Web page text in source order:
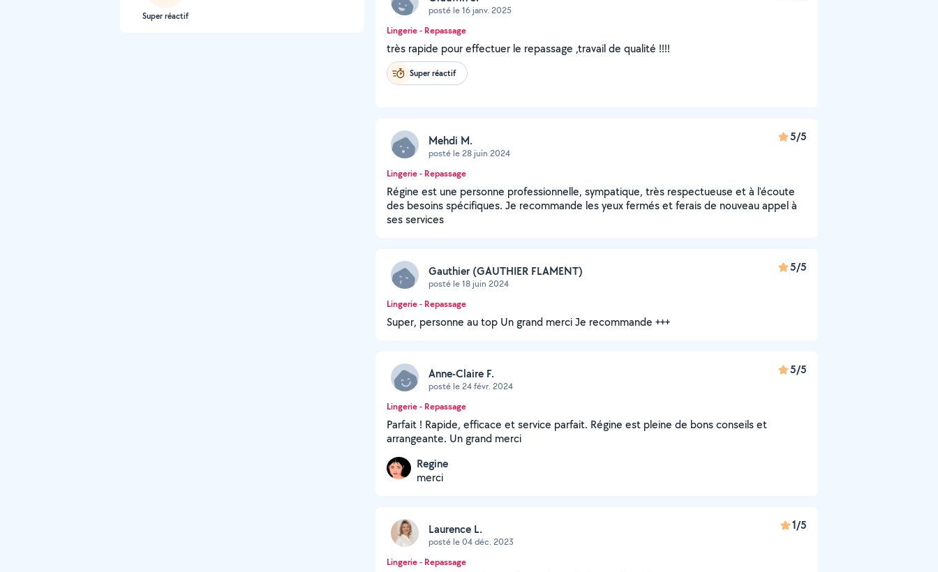
Super réactif
posté le 16 janv. 2025
Lingerie - Repassage
très rapide pour effectuer le repassage ,travail de qualité !!!!
Super réactif
Mehdi M.
posté le 28 juin 2024
5/5
Lingerie - Repassage
Régine est une personne professionnelle, sympatique, très respectueuse et à l'écoute
des besoins spécifiques. Je recommande les yeux fermés et ferais de nouveau appel à
ses services
Gauthier (GAUTHIER FLAMENT)
posté le 18 juin 2024
5/5
Lingerie - Repassage
Super, personne au top Un grand merci Je recommande +++
Anne-Claire F.
posté le 24 févr. 2024
5/5
Lingerie - Repassage
Parfait ! Rapide, efficace et service parfait. Régine est pleine de bons conseils et
arrangeante. Un grand merci
Regine
merci
Laurence L.
posté le 04 déc. 2023
1/5
Lingerie - Repassage